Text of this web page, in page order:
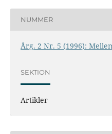
NUMMER
Årg. 2 Nr. 5 (1996):
SEKTION
Artikler